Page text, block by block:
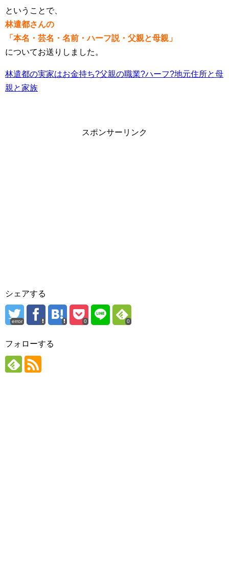
ということで、
林遣都さんの
「本名・芸名・名前・ハーフ説・父親と母親」
についてお送りしました。
林遣都の実家はお金持ち?父親の職業?ハーフ?地元住所と母
親と家族
スポンサーリンク
シェアする
error 0 0
フォローする